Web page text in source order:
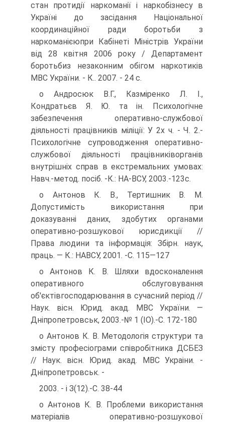
стан протидії наркоманії і наркобізнесу в
Україні до засідання Національної
координаційної ради боротьби з
наркоманієюпри Кабінеті Міністрів України
від 28 квітня 2006 року / Департамент
боротьбиз незаконним обігом наркотиків
МВС України. - К.. 2007. - 24 с.
о Андросюк В.Г., Казміренко Л. І.,
Кондратьєв Я. Ю. та ін. Психологічне
забезпечення оперативно-службової
діяльності працівників міліції: У 2х ч. - Ч. 2.-
Психологічне супроводження оперативно-
службової діяльності працівниківорганів
внутрішніх справ в екстремальних умовах:
Навч.-метод. посіб. -К.: НА-ВСУ, 2003.-123с.
о Антонов К. В., Тертишник В. М.
Допустимість використання при
доказуванні даних, здобутих органами
оперативно-розшукової юрисдикції //
Права людини та інформація: Збірн. наук,
праць. — К.: НАВСУ, 2001. -С. 115—127
о Антонов К. В. Шляхи вдосконалення
оперативного обслуговування
об'єктівгосподарювання в сучасний період //
Наук. вісн. Юрид. акад. МВС України. —
Дніпропетровськ, 2003.-№ 1 (ІО).-С. 172-180
о Антонов К. В. Методологія структури та
змісту професіограми співробітника ДСБЕЗ
// Наук. вісн. Юрид. акад. МВС Украіни. -
Дніпропетровськ. -
2003. - і З(12).-С. 38-44
о Антонов К. В. Проблеми використання
матеріалів оперативно-розшукової